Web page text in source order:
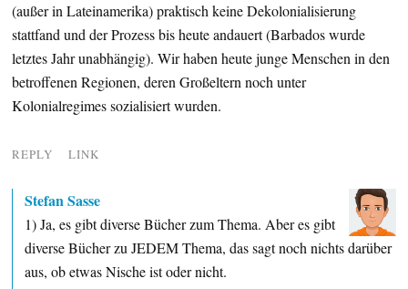
(außer in Lateinamerika) praktisch keine Dekolonialisierung
stattfand und der Prozess bis heute andauert (Barbados wurde
letztes Jahr unabhängig). Wir haben heute junge Menschen in den
betroffenen Regionen, deren Großeltern noch unter
Kolonialregimes sozialisiert wurden.
REPLY LINK
Stefan Sasse
1) Ja, es gibt diverse Bücher zum Thema. Aber es gibt
diverse Bücher zu JEDEM Thema, das sagt noch nichts darüber
aus, ob etwas Nische ist oder nicht.